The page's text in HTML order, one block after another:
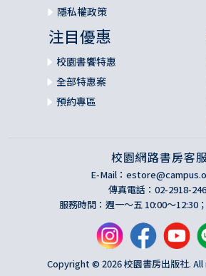
隱私權政策
注目優惠
校園書饗特惠
全部特惠案
預約專區
校園網路書房客服
E-Mail：
傳真電話：02-2918-
服務時間：週一～五 10:00～12:30
Copyright © 2026 校園書房出版社.